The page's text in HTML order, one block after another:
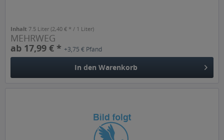
Inhalt7.5 Liter(2,40 € * / 1 Liter)
MEHRWEG
ab 17,99 € *+3,75 € Pfand
In den Warenkorb